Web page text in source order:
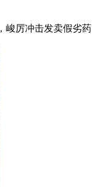
峻厉冲击发卖假劣药